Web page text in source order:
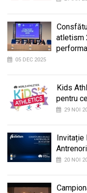
atletism
05 DEC 2025
Kids
pentru
29 NOI
Invitație
20 NOI